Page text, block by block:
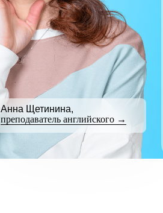
Анна Щетинина,
преподаватель английского →